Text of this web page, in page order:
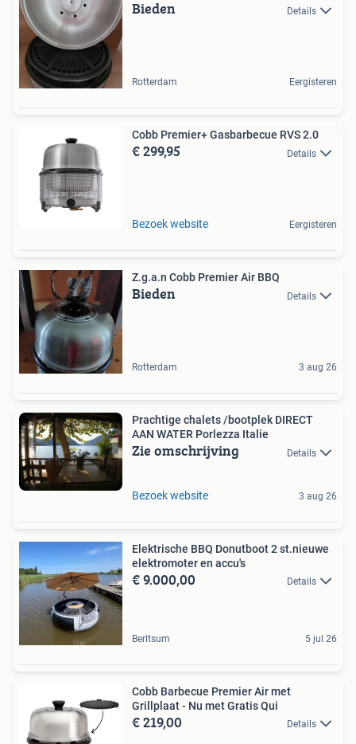
Bieden Details
Rotterdam Eergisteren
Cobb Premier+ Gasbarbecue RVS 2.0
€ 299,95 Details
Bezoek website Eergisteren
Z.g.a.n Cobb Premier Air BBQ
Bieden Details
Rotterdam 3 aug 26
Prachtige chalets /bootplek DIRECT
AAN WATER Porlezza Italie
Zie omschrijving Details
Bezoek website 3 aug 26
Elektrische BBQ Donutboot 2 st.nieuwe
elektromoter en accu's
€ 9.000,00 Details
Berltsum 5 jul 26
Cobb Barbecue Premier Air met
Grillplaat - Nu met Gratis Qui
€ 219,00 Details